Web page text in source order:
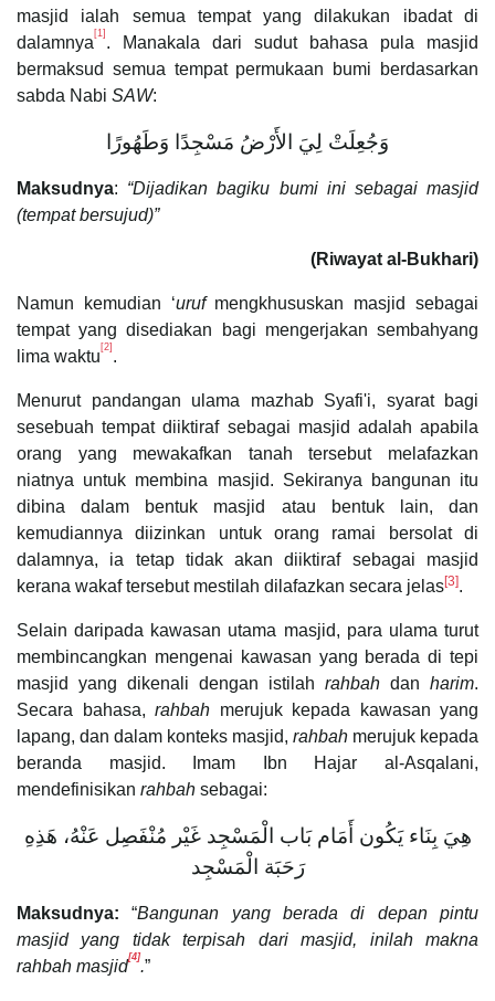
masjid ialah semua tempat yang dilakukan ibadat di
dalamnya [1] . Manakala dari sudut bahasa pula masjid
bermaksud semua tempat permukaan bumi berdasarkan
sabda Nabi SAW:
وَجُعِلَتْ لِيَ الأَرْضُ مَسْجِدًا وَطَهُورًا
Maksudnya: “Dijadikan bagiku bumi ini sebagai masjid
(tempat bersujud)”
(Riwayat al-Bukhari)
Namun kemudian ‘uruf mengkhususkan masjid sebagai
tempat yang disediakan bagi mengerjakan sembahyang
lima waktu [2] .
Menurut pandangan ulama mazhab Syafi'i, syarat bagi
sesebuah tempat diiktiraf sebagai masjid adalah apabila
orang yang mewakafkan tanah tersebut melafazkan
niatnya untuk membina masjid. Sekiranya bangunan itu
dibina dalam bentuk masjid atau bentuk lain, dan
kemudiannya diizinkan untuk orang ramai bersolat di
dalamnya, ia tetap tidak akan diiktiraf sebagai masjid
kerana wakaf tersebut mestilah dilafazkan secara jelas[3].
Selain daripada kawasan utama masjid, para ulama turut
membincangkan mengenai kawasan yang berada di tepi
masjid yang dikenali dengan istilah rahbah dan harim.
Secara bahasa, rahbah merujuk kepada kawasan yang
lapang, dan dalam konteks masjid, rahbah merujuk kepada
beranda masjid. Imam Ibn Hajar al-Asqalani,
mendefinisikan rahbah sebagai:
هِيَ بِنَاء يَكُون أَمَام بَاب الْمَسْجِد غَيْر مُنْفَصِل عَنْهُ، هَذِهِ
رَحَبَة الْمَسْجِد
Maksudnya: “Bangunan yang berada di depan pintu
masjid yang tidak terpisah dari masjid, inilah makna
rahbah masjid[4].”